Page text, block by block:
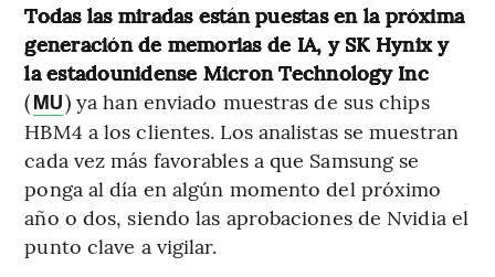
Todas las miradas están puestas en la próxima
generación de memorias de IA, y SK Hynix y
la estadounidense Micron Technology Inc
(MU) ya han enviado muestras de sus chips
HBM4 a los clientes. Los analistas se muestran
cada vez más favorables a que Samsung se
ponga al día en algún momento del próximo
año o dos, siendo las aprobaciones de Nvidia el
punto clave a vigilar.